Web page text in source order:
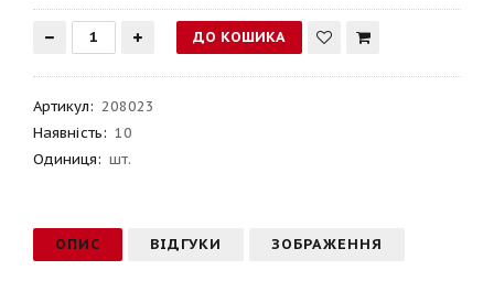
Артикул: 208023
Наявність: 10
Одиниця: шт.
ОПИС ВІДГУКИ ЗОБРАЖЕННЯ